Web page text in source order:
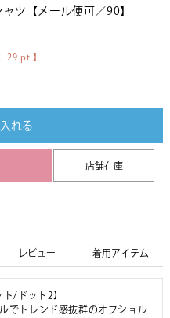
ツ【メール便可／90】
29 pt 】
れる
店舗在庫
レビュー 着用アイテム
ト/ドット2】
でトレンド感抜群のオフショル